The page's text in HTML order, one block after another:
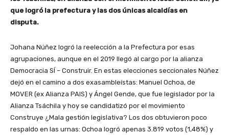
que logró la prefectura y las dos únicas alcaldías en
disputa.
Johana Núñez logró la reelección a la Prefectura por esas
agrupaciones, aunque en el 2019 llegó al cargo por la alianza
Democracia SÍ – Construir. En estas elecciones seccionales Núñez
dejó en el camino a dos exasambleístas: Manuel Ochoa, de
MOVER (ex Alianza PAIS) y Ángel Gende, que fue legislador por la
Alianza Tsáchila y hoy se candidatizó por el movimiento
Construye ¿Mala gestión legislativa? Los dos obtuvieron poco
respaldo en las urnas: Ochoa logró apenas 3.819 votos (1,48%) y